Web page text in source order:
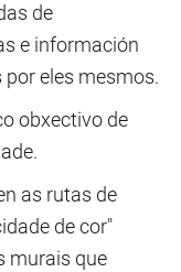
de
e información
eles mesmos.
obxectivo de
as rutas de
de cor"
murais que